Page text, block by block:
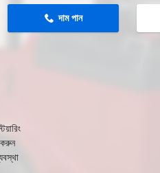
দাম পান
করুন